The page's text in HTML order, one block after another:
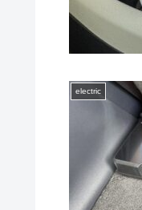
electric